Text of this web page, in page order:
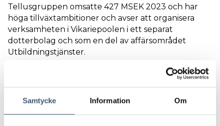
Samtycke Information Om
Tellusgruppen omsatte 427 MSEK 2023 och har
höga tillväxtambitioner och avser att organisera
verksamheten i Vikariepoolen i ett separat
dotterbolag och som en del av affärsområdet
Utbildningstjänster.
”Vikariepoolen är en välrenommerad verksamhet
som vi är glada att välkomna till Tellusgruppen. Vår
för specialistutbildningstjänster,
modersmålsundervisning och